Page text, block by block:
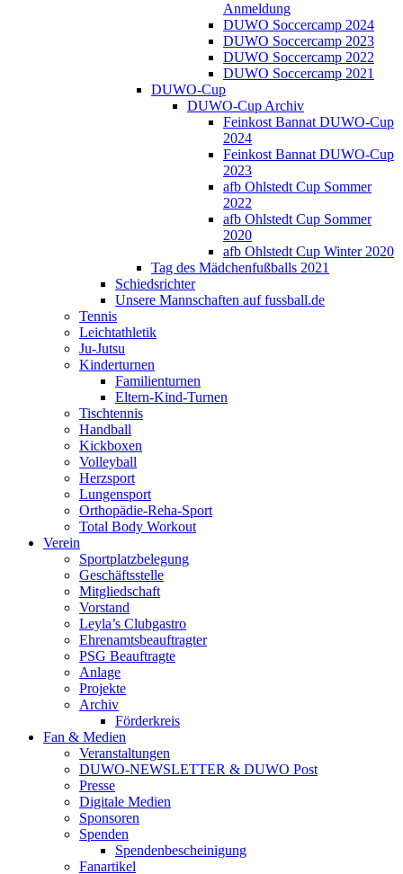
Anmeldung
DUWO Soccercamp 2024
DUWO Soccercamp 2023
DUWO Soccercamp 2022
DUWO Soccercamp 2021
DUWO-Cup
DUWO-Cup Archiv
Feinkost Bannat DUWO-Cup
2024
Feinkost Bannat DUWO-Cup
2023
afb Ohlstedt Cup Sommer
2022
afb Ohlstedt Cup Sommer
2020
afb Ohlstedt Cup Winter 2020
Tag des Mädchenfußballs 2021
Schiedsrichter
Unsere Mannschaften auf fussball.de
Tennis
Leichtathletik
Ju-Jutsu
Kinderturnen
Familienturnen
Eltern-Kind-Turnen
Tischtennis
Handball
Kickboxen
Volleyball
Herzsport
Lungensport
Orthopädie-Reha-Sport
Total Body Workout
Verein
Sportplatzbelegung
Geschäftsstelle
Mitgliedschaft
Vorstand
Leyla’s Clubgastro
Ehrenamtsbeauftragter
PSG Beauftragte
Anlage
Projekte
Archiv
Förderkreis
Fan & Medien
Veranstaltungen
DUWO-NEWSLETTER & DUWO Post
Presse
Digitale Medien
Sponsoren
Spenden
Spendenbescheinigung
Fanartikel